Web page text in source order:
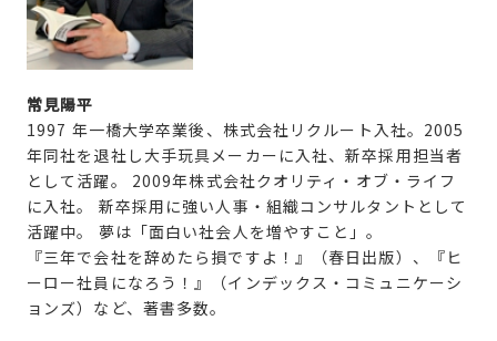
常見陽平
1997 年一橋大学卒業後、株式会社リクルート入社。2005
年同社を退社し大手玩具メーカーに入社、新卒採用担当者
として活躍。 2009年株式会社クオリティ・オブ・ライフ
に入社。 新卒採用に強い人事・組織コンサルタントとして
活躍中。 夢は「面白い社会人を増やすこと」。
『三年で会社を辞めたら損ですよ！』（春日出版）、『ヒ
ーロー社員になろう！』（インデックス・コミュニケーシ
ョンズ）など、著書多数。